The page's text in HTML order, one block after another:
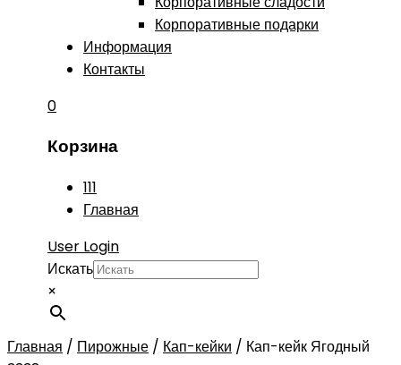
Корпоративные подарки
Информация
Контакты
0
Корзина
111
Главная
User Login
Искать
×
Главная / Пирожные / Кап-кейки / Кап-кейк Ягодный